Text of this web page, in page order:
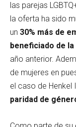
las parejas
la oferta ha sido
un 30% más de
beneficiado de
año anterior.
de mujeres en
el caso de Henkel
paridad de